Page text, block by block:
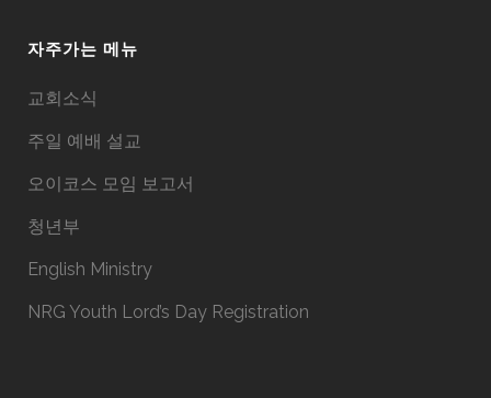
자주가는 메뉴
교회소식
주일 예배 설교
오이코스 모임 보고서
청년부
English Ministry
NRG Youth Lord’s Day Registration